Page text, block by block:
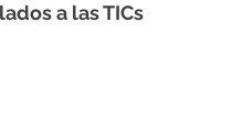
a las TICs